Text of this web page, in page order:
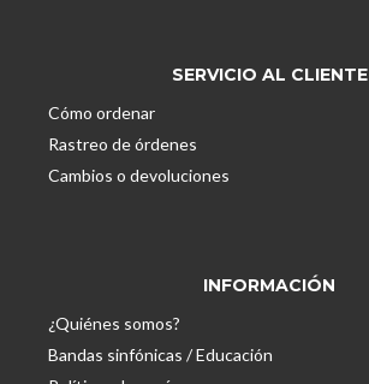
SERVICIO AL CLIENTE
Cómo ordenar
Rastreo de órdenes
Cambios o devoluciones
INFORMACIÓN
¿Quiénes somos?
Bandas sinfónicas / Educación